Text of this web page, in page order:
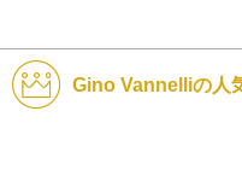
Gino Vannelliの人